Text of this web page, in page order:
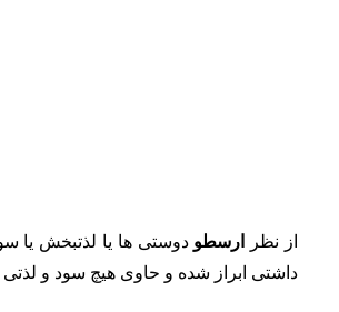
از نظر ارسطو دوستی ها یا لذتبخش یا
داشتی ابراز شده و حاوی هیچ سود و